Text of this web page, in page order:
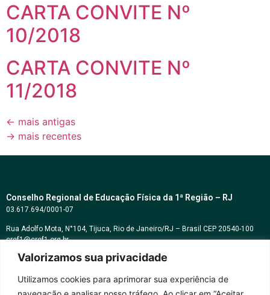
Valorizamos sua privacidade
Utilizamos cookies para aprimorar sua experiência de
CARTA CONVITE Nº
10/2018
CARTA CONVITE Nº
11/2018
← mais antigas
→ mais recentes
Conselho Regional de Educação Física da 1ª Região – RJ
03.617.694/0001-07
Rua Adolfo Mota, N°104, Tijuca, Rio de Janeiro/RJ – Brasil CEP 20540-100
cref1@cref1.org.br
Assessoria de comunicação: